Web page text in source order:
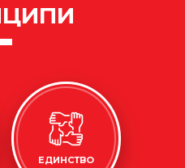
ЕДИНСТВО